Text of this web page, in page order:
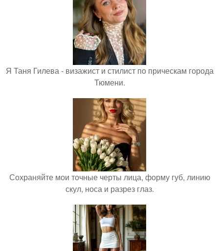
Я Таня Гилева - визажист и стилист по прическам города
Тюмени.
Сохраняйте мои точные черты лица, форму губ, линию
скул, носа и разрез глаз.